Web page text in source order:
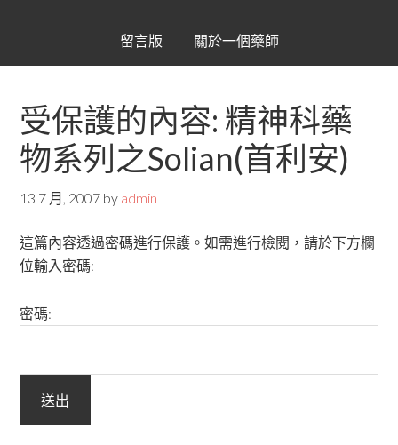
留言版 關於一個藥師
受保護的內容: 精神科藥
物系列之Solian(首利安)
13 7 月, 2007 by admin
這篇內容透過密碼進行保護。如需進行檢閱，請於下方欄
位輸入密碼:
密碼: